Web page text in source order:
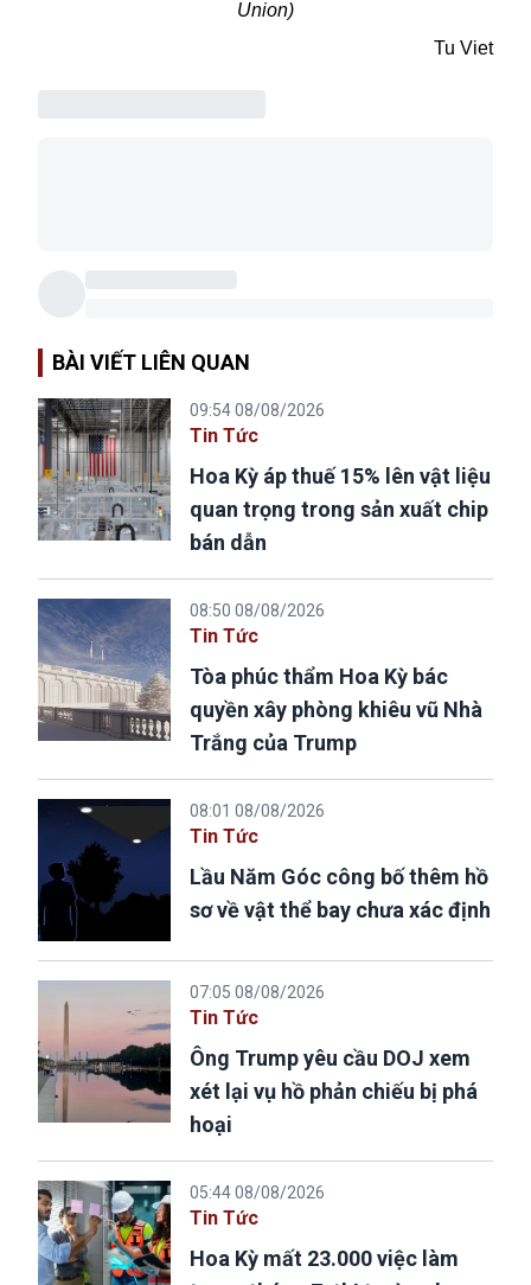
Union)
Tu Viet
BÀI VIẾT LIÊN QUAN
09:54 08/08/2026
Tin Tức
Hoa Kỳ áp thuế 15% lên vật liệu
quan trọng trong sản xuất chip
bán dẫn
08:50 08/08/2026
Tin Tức
Tòa phúc thẩm Hoa Kỳ bác
quyền xây phòng khiêu vũ Nhà
Trắng của Trump
08:01 08/08/2026
Tin Tức
Lầu Năm Góc công bố thêm hồ
sơ về vật thể bay chưa xác định
07:05 08/08/2026
Tin Tức
Ông Trump yêu cầu DOJ xem
xét lại vụ hồ phản chiếu bị phá
hoại
05:44 08/08/2026
Tin Tức
Hoa Kỳ mất 23.000 việc làm